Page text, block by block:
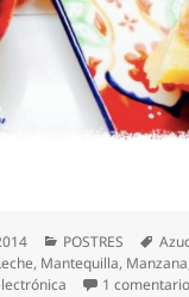
Categorías
POSTRES
, Mantequilla, Manzana
1 comentario